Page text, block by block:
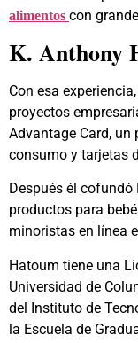
alimentos con
K. Anthony
Con esa
proyectos
Advantage Card,
consumo y tarjetas
Después él cofundó
productos para
minoristas en línea
Hatoum tiene una
Universidad de
del Instituto de
la Escuela de